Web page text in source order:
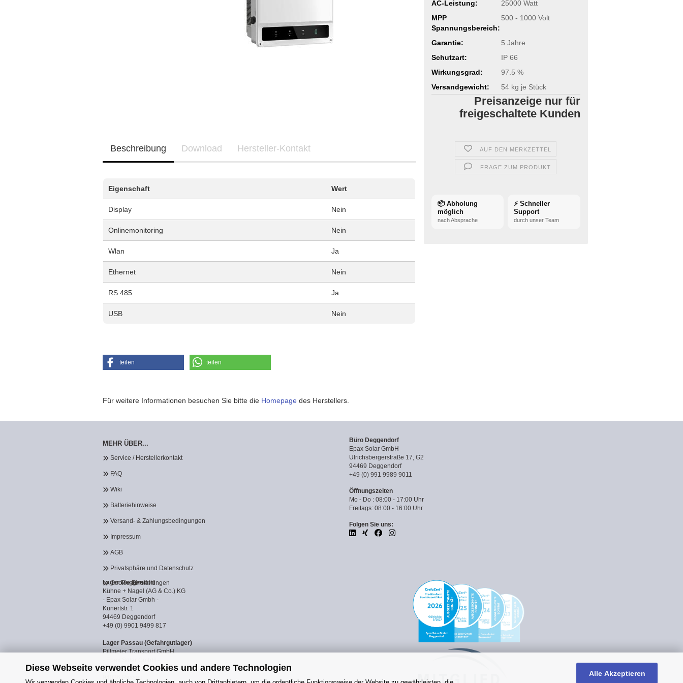
Diese Webseite verwendet Cookies und andere Technologien
Alle Akzeptieren
AC-Leistung:
25000 Watt
MPP
Spannungsbereich:
500 - 1000 Volt
Garantie:
5 Jahre
Schutzart:
IP 66
Wirkungsgrad:
97.5 %
Versandgewicht:
54kg je Stück
Preisanzeige nur für
freigeschaltete Kunden
AUF DEN MERKZETTEL
FRAGE ZUM PRODUKT
📦 Abholung
möglich
nach Absprache
⚡ Schneller
Support
durch unser Team
Beschreibung Download Hersteller-Kontakt
Eigenschaft Wert
Display Nein
Onlinemonitoring Nein
Wlan Ja
Ethernet Nein
RS 485 Ja
USB Nein
teilen teilen
Für weitere Informationen besuchen Sie bitte die Homepage des Herstellers.
MEHR ÜBER...
Service / Herstellerkontakt
FAQ
Wiki
Batteriehinweise
Versand- & Zahlungsbedingungen
Impressum
AGB
Privatsphäre und Datenschutz
Cookie Einstellungen
Büro Deggendorf
Epax Solar GmbH
Ulrichsbergerstraße 17, G2
94469 Deggendorf
+49 (0) 991 9989 9011
Öffnungszeiten
Mo - Do : 08:00 - 17:00 Uhr
Freitags: 08:00 - 16:00 Uhr
Folgen Sie uns:
Lager Deggendorf
Kühne + Nagel (AG & Co.) KG
- Epax Solar Gmbh -
Kunertstr. 1
94469 Deggendorf
+49 (0) 9901 9499 817
Lager Passau (Gefahrgutlager)
Pillmeier Transport GmbH
Industriestraße 14a